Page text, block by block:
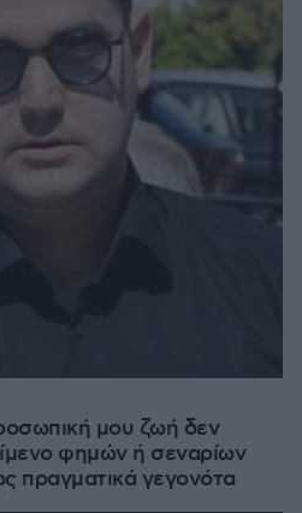
μου ζωή δεν
φημών ή σεναρίων
πραγματικά γεγονότα